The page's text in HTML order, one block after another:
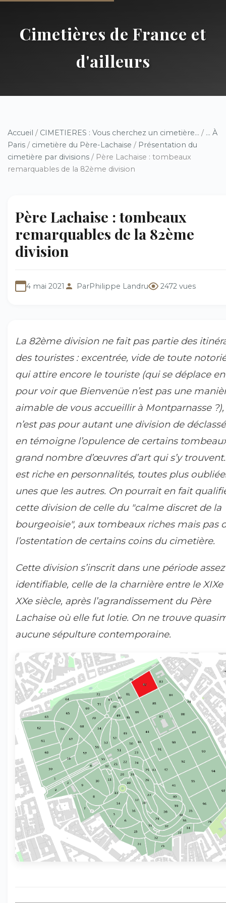
Cimetières de France et
d'ailleurs
Accueil / CIMETIERES : Vous cherchez un cimetière... / ... À
Paris / cimetière du Père-Lachaise / Présentation du
cimetière par divisions / Père Lachaise : tombeaux
remarquables de la 82ème division
Père Lachaise : tombeaux
remarquables de la 82ème
division
4 mai 2021 ParPhilippe Landru 2472 vues
La 82ème division ne fait pas partie des
des touristes : excentrée, vide de toute
qui attire encore le touriste (qui se déplace
pour voir que Bienvenüe n’est pas une
aimable de vous accueillir à Montparnasse
n’est pas pour autant une division de
en témoigne l’opulence de certains
grand nombre d’œuvres d’art qui s’y
est riche en personnalités, toutes plus
unes que les autres. On pourrait en fait
cette division de celle du "calme discret de la
bourgeoisie", aux tombeaux riches mais pas
l’ostentation de certains coins du cimetière.
Cette division s’inscrit dans une période assez
identifiable, celle de la charnière entre le XIXe
XXe siècle, après l’agrandissement du Père
Lachaise où elle fut lotie. On ne trouve
aucune sépulture contemporaine.